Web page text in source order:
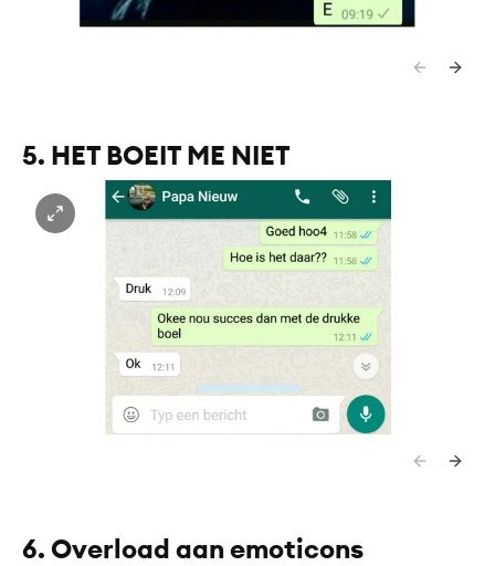
5. HET BOEIT ME NIET
6. Overload aan emoticons